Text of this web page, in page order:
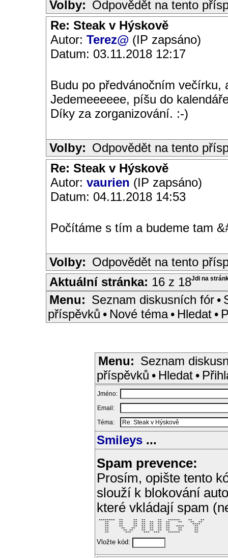
Volby: Odpovědět na tento
Re: Steak v Hýskově
Autor: Terez@ (IP zapsáno)
Datum: 03.11.2018 12:17
Budu po předvánočním večírku,
Jedemeeeeee, píšu do
Díky za zorganizování. :-)
Volby: Odpovědět na tento
Re: Steak v Hýskově
Autor: vaurien (IP zapsáno)
Datum: 04.11.2018 14:53
Počítáme s tím a budeme tam
Volby: Odpovědět na tento
Jdi na
Aktuální stránka: 16 z 18
Menu: Seznam diskusních fór •
příspěvků • Nové téma • Hledat •
Menu: Seznam
příspěvků • Hledat •
Jméno:
Email:
Téma:
Smileys ...
Spam prevence:
Prosím, opište tento
slouží k blokování
které vkládají spam
********  **     **  **      **   ******    **    **
    **     **     **  **  **  **  **    **    **  **
    **     **     **  **  **  **  **           ****
    **     **     **  **  **  **  **   ****     **
    **      **   **   **  **  **  **    **      **
    **       ** **    **  **  **  **    **      **
    **        ***      ***  ***    ******       **
Vložte kód: